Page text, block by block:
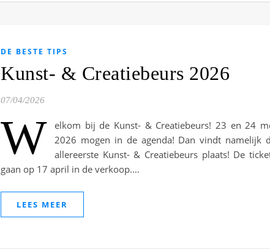
DE BESTE TIPS
Kunst- & Creatiebeurs 2026
07/04/2026
W
elkom bij de Kunst- & Creatiebeurs! 23 en 24
2026 mogen in de agenda! Dan vindt namelijk
allereerste Kunst- & Creatiebeurs plaats! De
gaan op 17 april in de verkoop.…
LEES MEER